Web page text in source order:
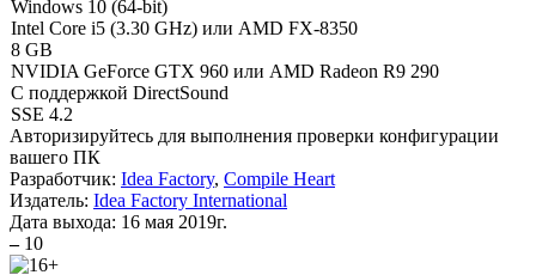
Windows 10 (64-bit)
Intel Core i5 (3.30 GHz) или AMD FX-8350
8 GB
NVIDIA GeForce GTX 960 или AMD Radeon R9 290
С поддержкой DirectSound
SSE 4.2
Авторизируйтесь для выполнения проверки конфигурации
вашего ПК
Разработчик: Idea Factory, Compile Heart
Издатель: Idea Factory International
Дата выхода: 16 мая 2019г.
– 10